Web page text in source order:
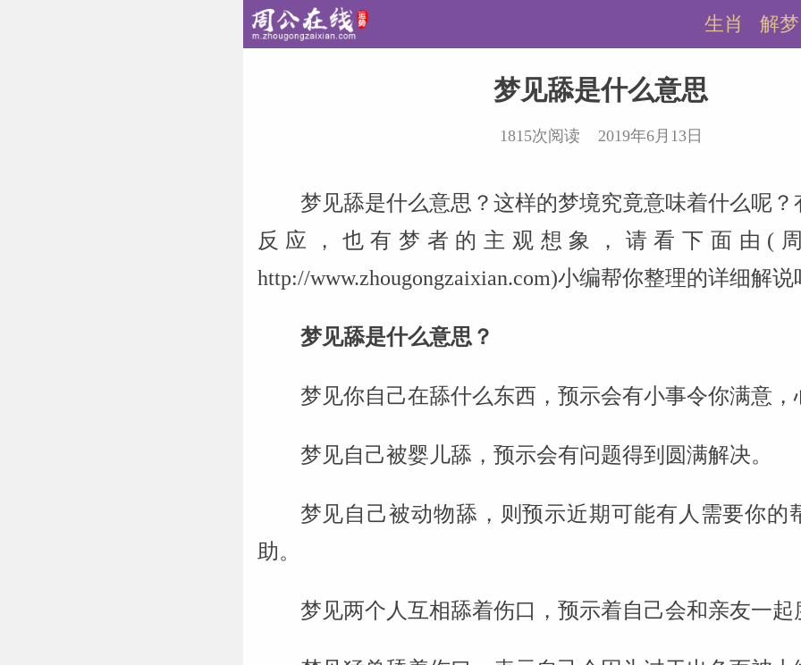
解梦
生肖
梦见舔是什么意思
1815次阅读 2019年6月13日
梦见舔是什么意思？这样的梦境究竟意味着什么呢
反应，也有梦者的主观想象，请看下面由(
http://www.zhougongzaixian.com)小编帮你整理的详细解说
梦见舔是什么意思？
梦见你自己在舔什么东西，预示会有小事令你满意，
梦见自己被婴儿舔，预示会有问题得到圆满解决。
梦见自己被动物舔，则预示近期可能有人需要你的
助。
梦见两个人互相舔着伤口，预示着自己会和亲友一起